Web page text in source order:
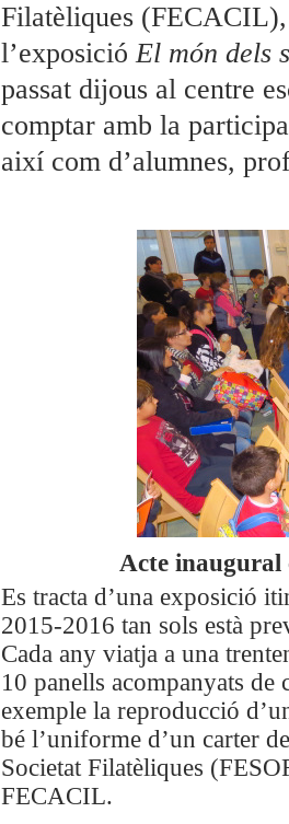
Filatèliques (FECACIL),
l’exposicióEl món dels
passat dijous al centre
comptar amb la
així com d’alumnes,
Acte inaugural
Es tracta d’una exposició
2015-2016 tan sols està
Cada any viatja a una
10 panells acompanyats
exemple la reproducció
bé l’uniforme d’un carter
Societat Filatèliques
FECACIL.